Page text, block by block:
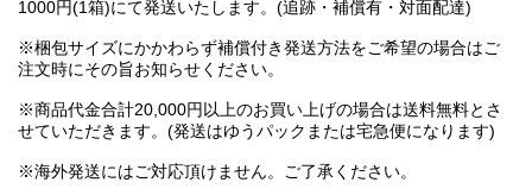
1000円(1箱)にて発送いたします。(追跡・補償有・対面配達)
※梱包サイズにかかわらず補償付き発送方法をご希望の場合はご
注文時にその旨お知らせください。
※商品代金合計20,000円以上のお買い上げの場合は送料無料とさ
せていただきます。(発送はゆうパックまたは宅急便になります)
※海外発送にはご対応頂けません。ご了承ください。